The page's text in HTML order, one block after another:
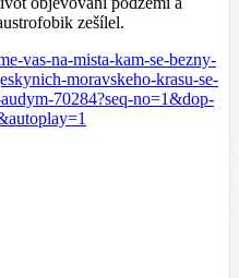
zešílel.
vas-na-mista-kam-se-bezny-
moravskeho-krasu-se-
70284?seq-no=1&dop-